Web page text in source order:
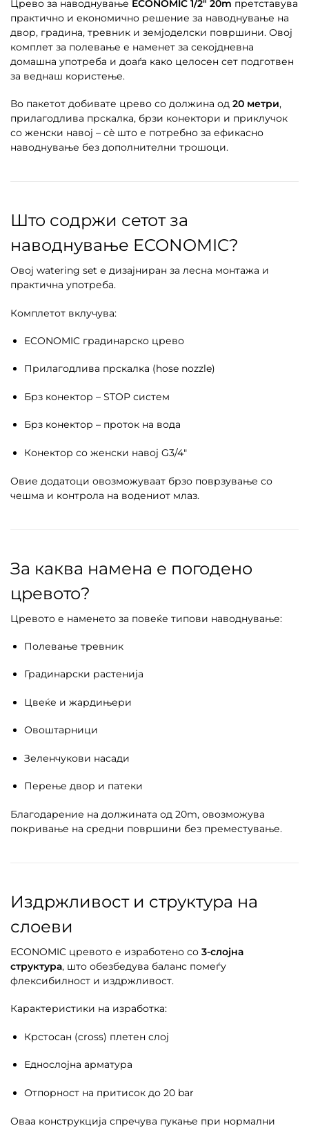
Црево за наводнување ECONOMIC 1/2″ 20m претставува
практично и економично решение за наводнување на
двор, градина, тревник и земјоделски површини. Овој
комплет за полевање е наменет за секојдневна
домашна употреба и доаѓа како целосен сет подготвен
за веднаш користење.
Во пакетот добивате црево со должина од 20 метри,
прилагодлива прскалка, брзи конектори и приклучок
со женски навој – сè што е потребно за ефикасно
наводнување без дополнителни трошоци.
Што содржи сетот за
наводнување ECONOMIC?
Овој watering set е дизајниран за лесна монтажа и
практична употреба.
Комплетот вклучува:
ECONOMIC градинарско црево
Прилагодлива прскалка (hose nozzle)
Брз конектор – STOP систем
Брз конектор – проток на вода
Конектор со женски навој G3/4″
Овие додатоци овозможуваат брзо поврзување со
чешма и контрола на водениот млаз.
За каква намена е погодено
цревото?
Цревото е наменето за повеќе типови наводнување:
Полевање тревник
Градинарски растенија
Цвеќе и жардињери
Овоштарници
Зеленчукови насади
Перење двор и патеки
Благодарение на должината од 20m, овозможува
покривање на средни површини без преместување.
Издржливост и структура на
слоеви
ECONOMIC цревото е изработено со 3-слојна
структура, што обезбедува баланс помеѓу
флексибилност и издржливост.
Карактеристики на изработка:
Крстосан (cross) плетен слој
Еднослојна арматура
Отпорност на притисок до 20 bar
Оваа конструкција спречува пукање при нормални